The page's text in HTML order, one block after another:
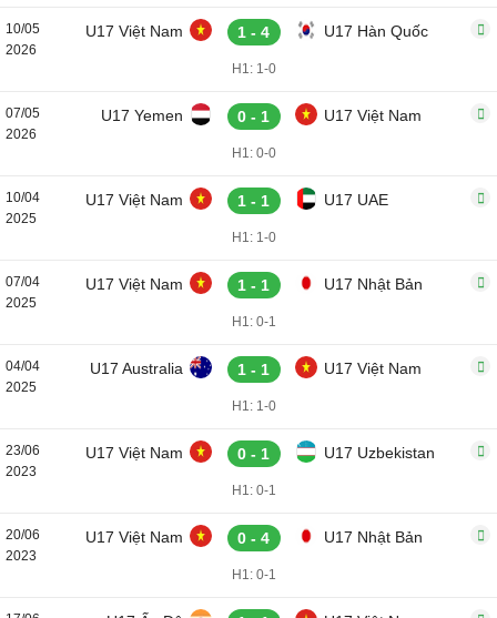
10/05
2026
U17 Việt Nam 1 - 4 U17 Hàn Quốc
H1: 1-0
07/05
2026
U17 Yemen 0 - 1 U17 Việt Nam
H1: 0-0
10/04
2025
U17 Việt Nam 1 - 1 U17 UAE
H1: 1-0
07/04
2025
U17 Việt Nam 1 - 1 U17 Nhật Bản
H1: 0-1
04/04
2025
U17 Australia 1 - 1 U17 Việt Nam
H1: 1-0
23/06
2023
U17 Việt Nam 0 - 1 U17 Uzbekistan
H1: 0-1
20/06
2023
U17 Việt Nam 0 - 4 U17 Nhật Bản
H1: 0-1